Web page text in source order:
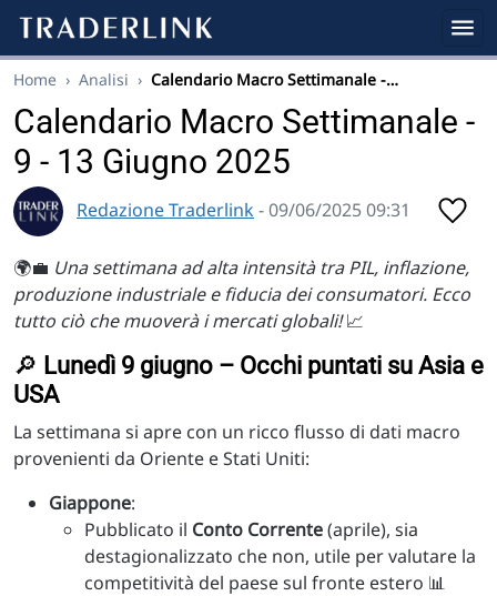
Home › Analisi › Calendario Macro Settimanale -…
Calendario Macro Settimanale -
9 - 13 Giugno 2025
Redazione Traderlink - 09/06/2025 09:31
🌍💼 Una settimana ad alta intensità tra PIL, inflazione,
produzione industriale e fiducia dei consumatori. Ecco
tutto ciò che muoverà i mercati globali!📈
🔎 Lunedì 9 giugno – Occhi puntati su Asia e
USA
La settimana si apre con un ricco flusso di dati macro
provenienti da Oriente e Stati Uniti:
Giappone:
Pubblicato il Conto Corrente(aprile), sia
destagionalizzato che non, utile per valutare la
competitività del paese sul fronte estero 📊